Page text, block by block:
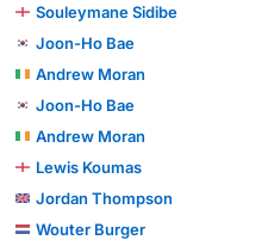
Souleymane Sidibe
Joon-Ho Bae
Andrew Moran
Joon-Ho Bae
Andrew Moran
Lewis Koumas
Jordan Thompson
Wouter Burger